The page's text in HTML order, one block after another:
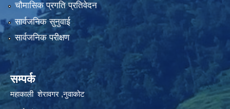
चौमासिक प्रगति प्रतिवेदन
सार्वजनिक सुनुवाई
सार्वजनिक परीक्षण
सम्पर्क
महाकाली शेरावगर ,नुवाकोट